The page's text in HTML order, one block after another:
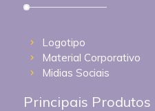
Logotipo
Material Corporativo
Midias Sociais
Principais Produtos